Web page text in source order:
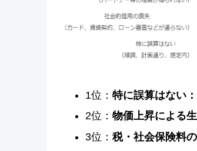
1位： 特に誤算はない
2位： 物価上昇による
3位： 税・社会保険料